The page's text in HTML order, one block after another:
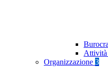
Attività
Organizzazione 3